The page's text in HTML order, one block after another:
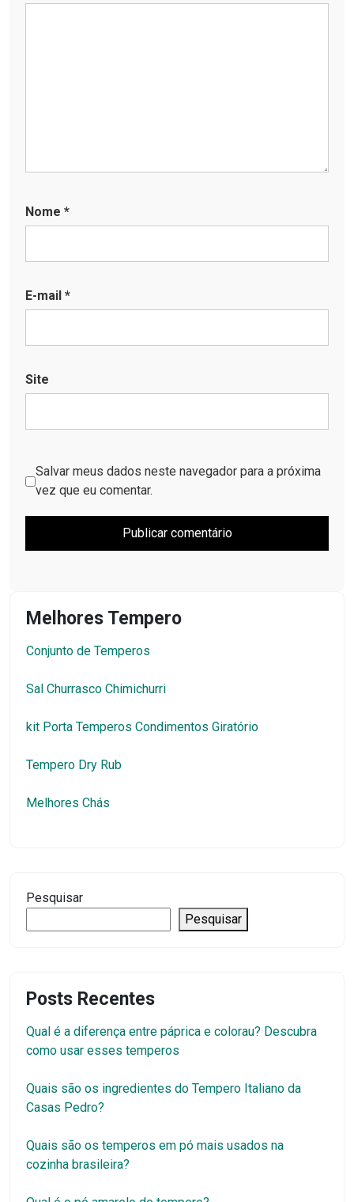
Nome *
E-mail *
Site
Salvar meus dados neste navegador para a próxima
vez que eu comentar.
Melhores Tempero
Conjunto de Temperos
Sal Churrasco Chimichurri
kit Porta Temperos Condimentos Giratório
Tempero Dry Rub
Melhores Chás
Pesquisar
Pesquisar
Posts Recentes
Qual é a diferença entre páprica e colorau? Descubra
como usar esses temperos
Quais são os ingredientes do Tempero Italiano da
Casas Pedro?
Quais são os temperos em pó mais usados na
cozinha brasileira?